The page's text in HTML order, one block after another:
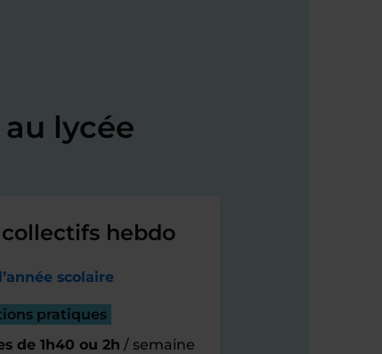
lycée
collectifs hebdo
scolaire
pratiques
de 1h40 ou 2h / semaine